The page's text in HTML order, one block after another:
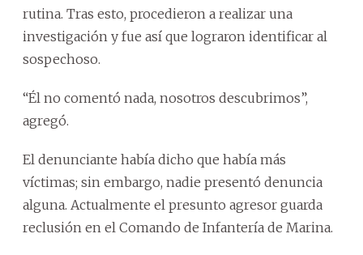
rutina. Tras esto, procedieron a realizar una
investigación y fue así que lograron identificar al
sospechoso.
“Él no comentó nada, nosotros descubrimos”,
agregó.
El denunciante había dicho que había más
víctimas; sin embargo, nadie presentó denuncia
alguna. Actualmente el presunto agresor guarda
reclusión en el Comando de Infantería de Marina.